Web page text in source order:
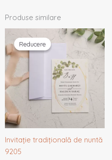
Produse similare
Reducere
Reducere
Invitație tradițională de nuntă
9205
inițial
a
fost:
Prețul
curent
este: